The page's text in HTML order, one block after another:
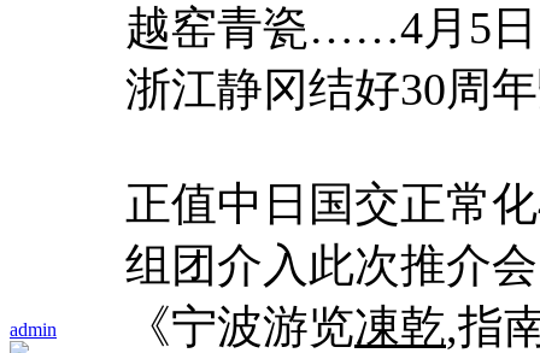
admin
越窑青瓷……4月5日
浙江静冈结好30周
正值中日国交正常
组团介入此次推介
《宁波游览凍乾,指